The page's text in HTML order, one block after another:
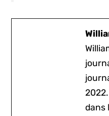
dans